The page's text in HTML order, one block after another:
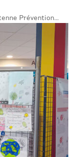
Prévention...